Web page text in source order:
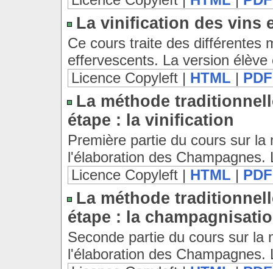
La vinification des vins
Ce cours traite des différentes
effervescents. La version
Licence Copyleft | HTML | PDF
La méthode
étape : la vinification
Première partie du cours sur la
l'élaboration des
Licence Copyleft | HTML | PDF
La méthode
étape : la
Seconde partie du cours sur la
l'élaboration des